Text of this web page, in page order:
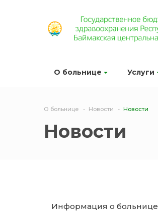
О больнице Услуги
О больнице Новости Новости
Новости
Информация о больнице